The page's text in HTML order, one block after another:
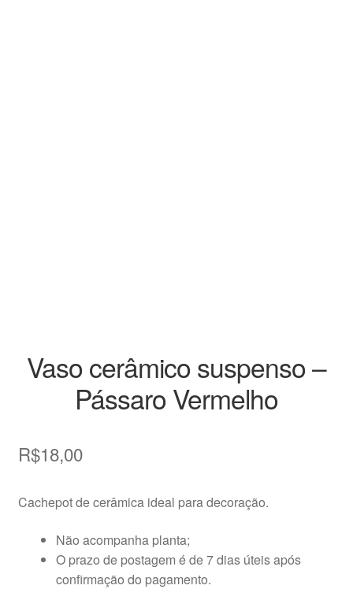
Vaso cerâmico suspenso –
Pássaro Vermelho
R$18,00
Cachepot de cerâmica ideal para decoração.
Não acompanha planta;
O prazo de postagem é de 7 dias úteis após
confirmação do pagamento.